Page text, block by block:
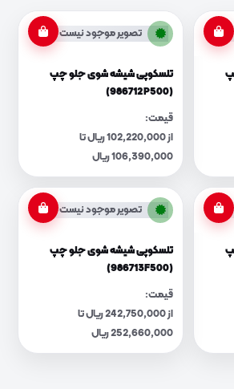
تصویر موجود نیست
تلسکوپی شیشه شوی جلو چپ
(986712P500)
قیمت:
از 102,220,000 ریال تا
106,390,000 ریال
تصویر موجود نیست
تلسکوپی شیشه شوی جلو چپ
(986713F500)
قیمت:
از 242,750,000 ریال تا
252,660,000 ریال